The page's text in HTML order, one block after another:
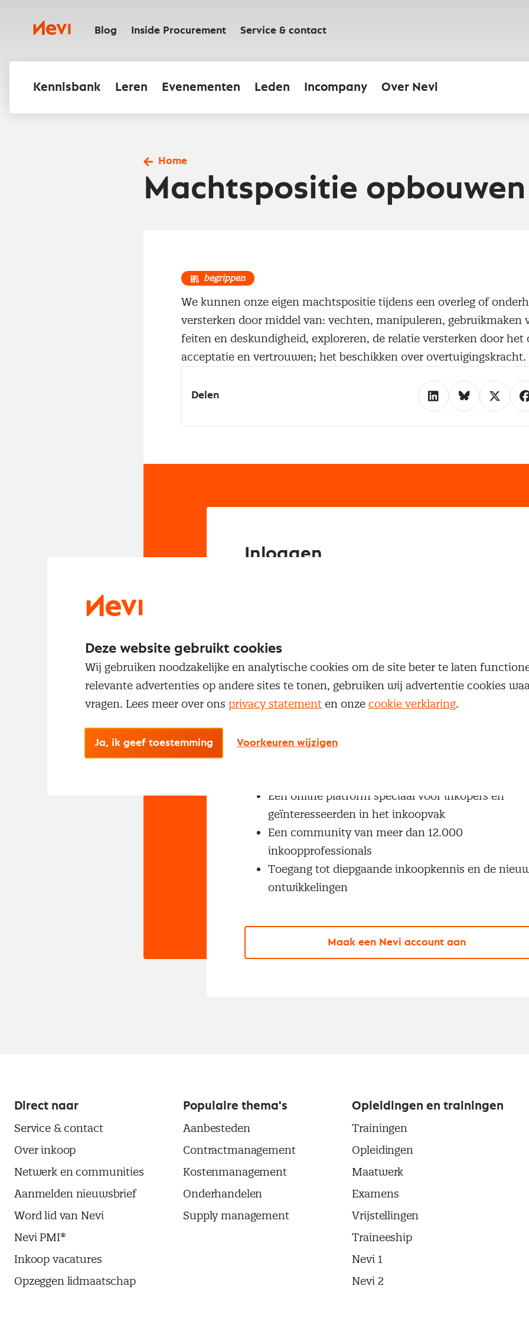
inhoudNevi Blog Inside Procurement Service & contact
Kennisbank Leren Evenementen Leden Incompany Over Nevi
Home
Machtspositie opbouwen
begrippen
We kunnen onze eigen machtspositie tijdens een overleg of
versterken door middel van: vechten, manipuleren, gebruikmaken
feiten en deskundigheid, exploreren, de relatie versterken door
acceptatie en vertrouwen; het beschikken over overtuigingskracht.
Delen
Inloggen
Nog geen Nevi account?
Een online platform speciaal voor inkopers en
geïnteresseerden in het inkoopvak
Een community van meer dan 12.000
inkoopprofessionals
Toegang tot diepgaande inkoopkennis en de
ontwikkelingen
Maak een Nevi account aan
Direct naar
Service & contact
Over inkoop
Netwerk en communities
Aanmelden nieuwsbrief
Word lid van Nevi
Nevi PMI®
Inkoop vacatures
Opzeggen lidmaatschap
Populaire thema's
Aanbesteden
Contractmanagement
Kostenmanagement
Onderhandelen
Supply management
Opleidingen en trainingen
Trainingen
Opleidingen
Maatwerk
Examens
Vrijstellingen
Traineeship
Nevi 1
Nevi 2
Deze website gebruikt cookies
Wij gebruiken noodzakelijke en analytische cookies om de site beter te laten
relevante advertenties op andere sites te tonen, gebruiken wij advertentie cookies
vragen. Lees meer over ons privacy statement en onze cookie verklaring.
Ja, ik geef toestemming Voorkeuren wijzigen